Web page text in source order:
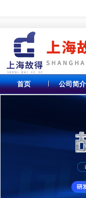
首页 公司简介